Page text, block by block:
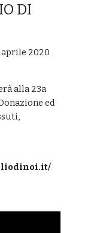
DI
aprile 2020
alla 23a
ed